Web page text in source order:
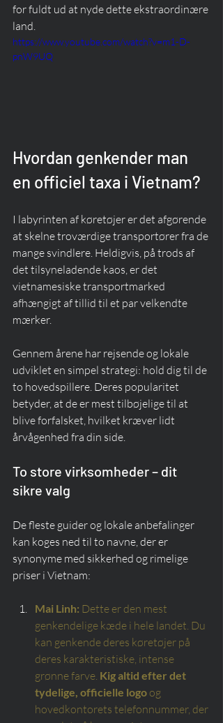
for fuldt ud at nyde dette ekstraordinære
land.
https://www.youtube.com/watch?v=m1-D-
pnW9UQ
Hvordan genkender man
en officiel taxa i Vietnam?
I labyrinten af køretøjer er det afgørende
at skelne troværdige transportører fra de
mange svindlere. Heldigvis, på trods af
det tilsyneladende kaos, er det
vietnamesiske transportmarked
afhængigt af tillid til et par velkendte
mærker.
Gennem årene har rejsende og lokale
udviklet en simpel strategi: hold dig til de
to hovedspillere. Deres popularitet
betyder, at de er mest tilbøjelige til at
blive forfalsket, hvilket kræver lidt
årvågenhed fra din side.
To store virksomheder – dit
sikre valg
De fleste guider og lokale anbefalinger
kan koges ned til to navne, der er
synonyme med sikkerhed og rimelige
priser i Vietnam:
Mai Linh: Dette er den mest
genkendelige kæde i hele landet. Du
kan genkende deres køretøjer på
deres karakteristiske, intense
grønne farve. Kig altid efter det
tydelige, officielle logo og
hovedkontorets telefonnummer, der